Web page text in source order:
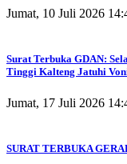
Jumat, 10 Juli 2026
Surat Terbuka GDAN:
Tinggi Kalteng Jatuhi
Jumat, 17 Juli 2026
SURAT TERBUKA